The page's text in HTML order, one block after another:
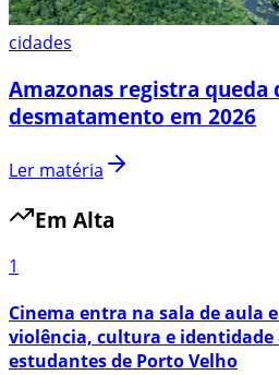
cidades
Amazonas registra queda
desmatamento em 2026
Ler matéria
Em Alta
1
Cinema entra na sala de aula
violência, cultura e identidade
estudantes de Porto Velho